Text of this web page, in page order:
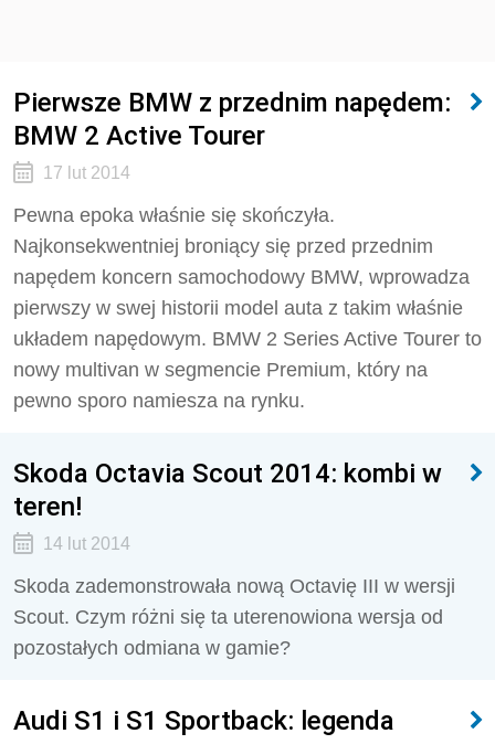
Pierwsze BMW z przednim napędem:
BMW 2 Active Tourer
17 lut 2014
Pewna epoka właśnie się skończyła.
Najkonsekwentniej broniący się przed przednim
napędem koncern samochodowy BMW, wprowadza
pierwszy w swej historii model auta z takim właśnie
układem napędowym. BMW 2 Series Active Tourer to
nowy multivan w segmencie Premium, który na
pewno sporo namiesza na rynku.
Skoda Octavia Scout 2014: kombi w
teren!
14 lut 2014
Skoda zademonstrowała nową Octavię III w wersji
Scout. Czym różni się ta uterenowiona wersja od
pozostałych odmiana w gamie?
Audi S1 i S1 Sportback: legenda